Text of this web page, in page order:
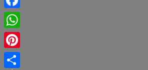
Facebook
WhatsApp
Pinterest